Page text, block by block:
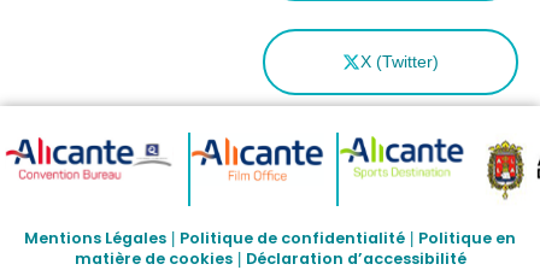
X (Twitter)
Mentions Légales Politique de confidentialité
Politique en
matière de cookies| Déclaration d’accessibilité